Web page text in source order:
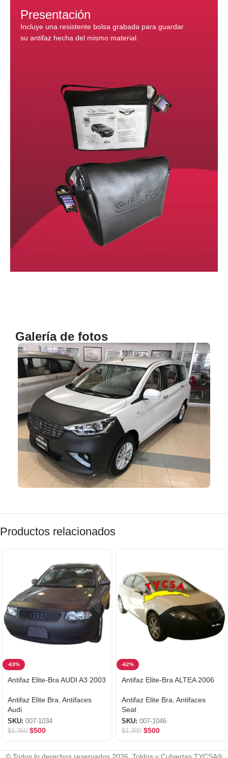
Presentación
Incluye una resistente bolsa grabada para guardar
su antifaz hecha del mismo material.
Galería de fotos
Productos relacionados
-63%
Antifaz Elite-Bra AUDI A3 2003
Antifaz Elite Bra Antifaces
Audi
SKU: 007-1034
$1,350 $500
-62%
Antifaz Elite-Bra ALTEA 2006
Antifaz Elite Bra Antifaces
Seat
SKU: 007-1046
$1,300 $500